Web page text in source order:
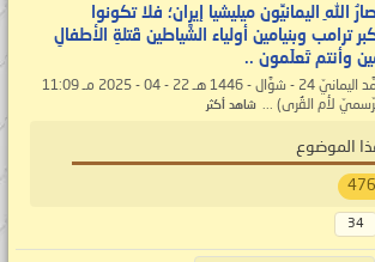
اللهِ اليمانيِّون ميليشيا إيران؛ فلا تكونوا
ترامب وبنيامين أولياء الشَّياطين قَتلةِ الأطفالِ
وأنتم تَعلَمون ..
الإمام المهديّ ناصِر مُحَمَّد اليمانيّ 24 - شوَّال - 1446 هـ 22 - 04 - 2025 مـ 11:09
لأم القُرى) ... شاهد أكثر
الموضوع
34